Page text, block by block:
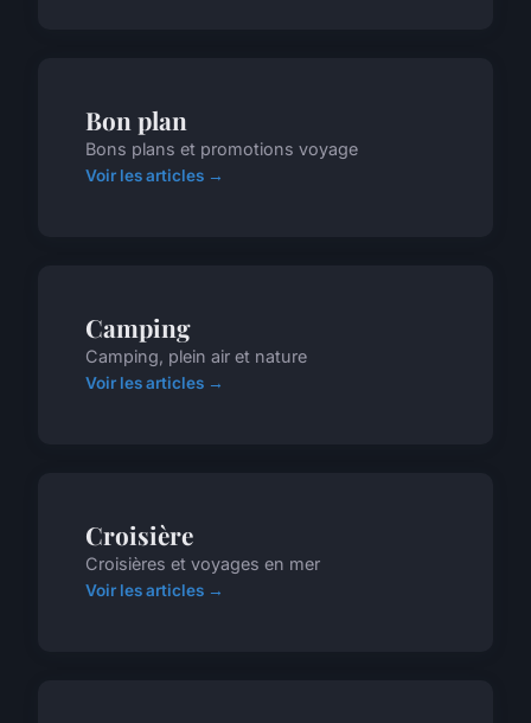
Bon plan
Bons plans et promotions voyage
Voir les articles →
Camping
Camping, plein air et nature
Voir les articles →
Croisière
Croisières et voyages en mer
Voir les articles →